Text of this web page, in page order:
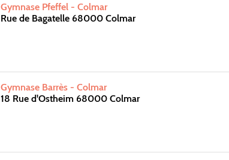
Gymnase Pfeffel - Colmar
Rue de Bagatelle 68000 Colmar
Gymnase Barrès - Colmar
18 Rue d'Ostheim 68000 Colmar